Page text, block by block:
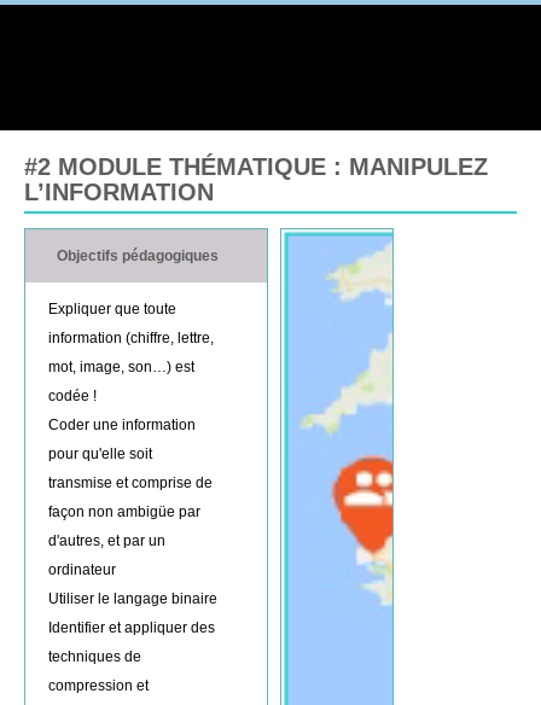
#2 MODULE THÉMATIQUE : MANIPULEZ
L’INFORMATION
Objectifs pédagogiques
Expliquer que toute
information (chiffre, lettre,
mot, image, son…) est
codée !
Coder une information
pour qu'elle soit
transmise et comprise de
façon non ambigüe par
d'autres, et par un
ordinateur
Utiliser le langage binaire
Identifier et appliquer des
techniques de
compression et